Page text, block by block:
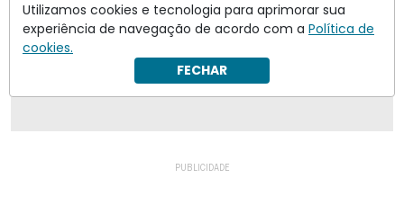
Enviar
Inscreva-se
Utilizamos cookies e tecnologia para aprimorar sua
experiência de navegação de acordo com a Política de
cookies.
FECHAR